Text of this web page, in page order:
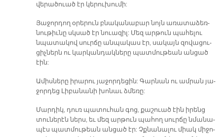
վե­րա­ծուած էր կե­րու­խու­մի:
Յա­ջոր­դող օ­րե­րուն բնա­կա­նա­բար նոյն ա­ռա­տա­ձեռ­
նու­թիւ­նը սկսած էր նուա­զիլ: Մեզ ար­թուն պա­հե­լու
նպա­տա­կով սուր­ճը ան­պա­կաս էր, սա­կայն զո­վա­ցու­
ցիչ­ներն ու կար­կան­դակ­նե­րը պատ­մու­թեան ան­ցած
էին:
Ա­միս­նե­րը ի­րա­րու յա­ջոր­դե­ցին: Գար­նան ու ամ­րան յա­
ջոր­դեց Լի­բա­նա­նի խո­նաւ ձմե­ռը:
Մար­դիկ, դուռ պա­տու­հան գոց, քա­շուած էին ի­րենց
տու­նե­րէն ներս, եւ մեզ ար­թուն պա­հող սուր­ճը նմա­նա­
պէս պատ­մու­թեան ան­ցած էր: Չքնա­նա­լու միակ մի­ջո­